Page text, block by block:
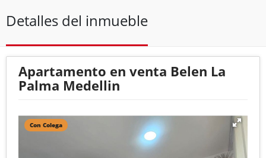
Detalles del inmueble
Apartamento en venta Belen La
Palma Medellin
Con Colega